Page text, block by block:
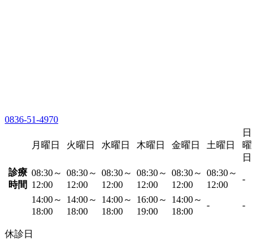
0836-51-4970
月曜日 火曜日 水曜日 木曜日 金曜日 土曜日
日
曜
日
診療
時間
08:30～
12:00
08:30～
12:00
08:30～
12:00
08:30～
12:00
08:30～
12:00
08:30～
12:00
-
14:00～
18:00
14:00～
18:00
14:00～
18:00
16:00～
19:00
14:00～
18:00
- -
休診日